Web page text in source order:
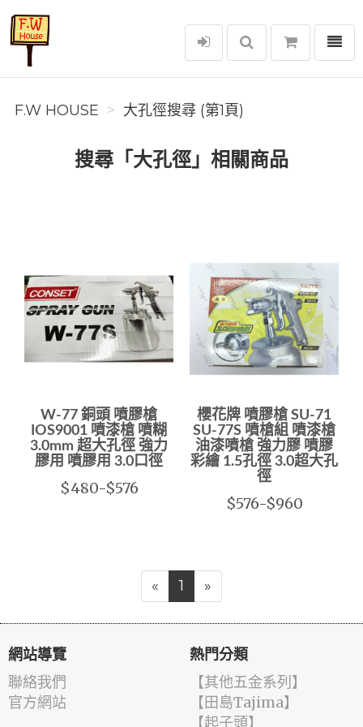
F.W House
選單
F.W HOUSE 大孔徑搜尋 (第1頁)
搜尋「大孔徑」相關商品
W-77 銅頭 噴膠槍
IOS9001 噴漆槍 噴糊
3.0mm 超大孔徑 強力
膠用 噴膠用 3.0口徑
$480-$576
櫻花牌 噴膠槍 SU-71
SU-77S 噴槍組 噴漆槍
油漆噴槍 強力膠 噴膠
彩繪 1.5孔徑 3.0超大孔
徑
$576-$960
« 1 »
網站導覽
聯絡我們
官方網站
熱門分類
【其他五金系列】
【田島Tajima】
【起子頭】